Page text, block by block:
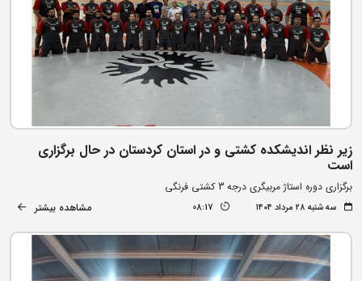
زیر نظر اندیشکده کشتی و در استان کردستان در حال برگزاری
است
برگزاری دوره استاژ مربیگری درجه 3 کشتی فرنگی
سه شنبه ۲۸ مرداد ۱۴۰۴ 08:17 مشاهده بیشتر